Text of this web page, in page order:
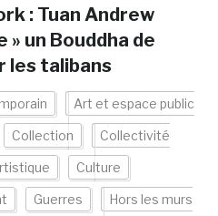
: Tuan Andrew
» un Bouddha de
les talibans
Art et espace public
Collection Collectivité
Culture
Guerres Hors les murs